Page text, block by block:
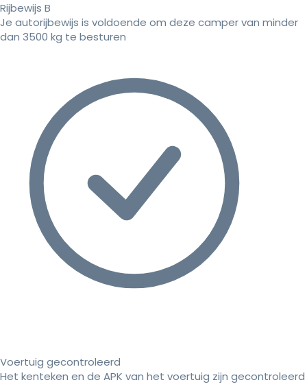
Rijbewijs B
Je autorijbewijs is voldoende om deze camper van minder
dan 3500 kg te besturen
Voertuig gecontroleerd
Het kenteken en de APK van het voertuig zijn gecontroleerd